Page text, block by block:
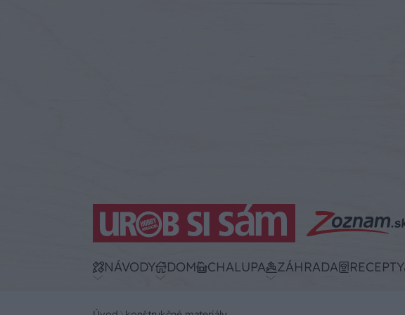
NÁVODY DOM CHALUPA ZÁHRADA RECEPTY